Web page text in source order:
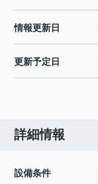
情報更新日
更新予定日
詳細情報
設備条件